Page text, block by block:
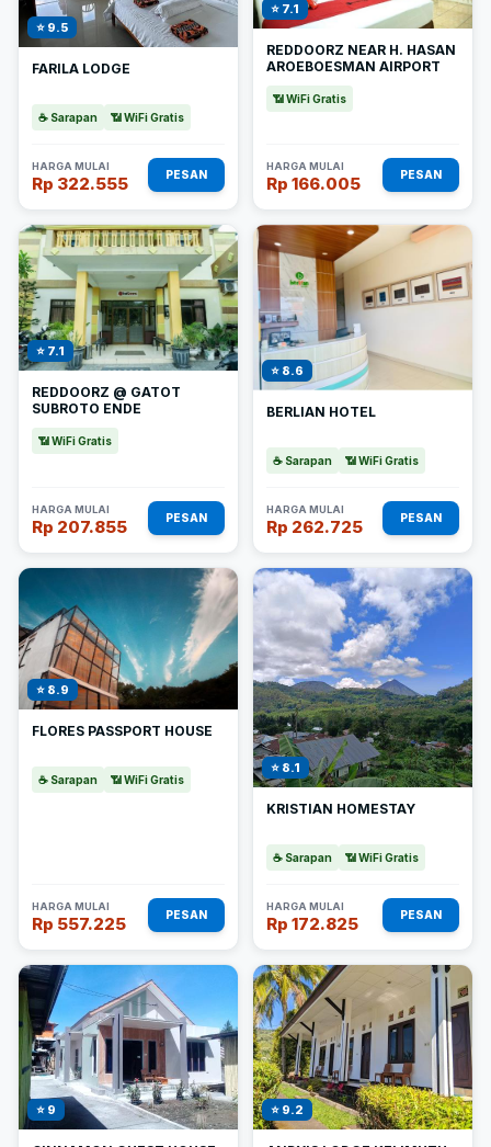
⭐ 9.5
FARILA LODGE
☕ Sarapan 📶 WiFi Gratis
HARGA MULAI
Rp 322.555 PESAN
⭐ 7.1
REDDOORZ NEAR H. HASAN
AROEBOESMAN AIRPORT
📶 WiFi Gratis
HARGA MULAI
Rp 166.005 PESAN
⭐ 7.1
REDDOORZ @ GATOT
SUBROTO ENDE
📶 WiFi Gratis
HARGA MULAI
Rp 207.855 PESAN
⭐ 8.6
BERLIAN HOTEL
☕ Sarapan 📶 WiFi Gratis
HARGA MULAI
Rp 262.725 PESAN
⭐ 8.9
FLORES PASSPORT HOUSE
☕ Sarapan 📶 WiFi Gratis
HARGA MULAI
Rp 557.225 PESAN
⭐ 8.1
KRISTIAN HOMESTAY
☕ Sarapan 📶 WiFi Gratis
HARGA MULAI
Rp 172.825 PESAN
⭐ 9 ⭐ 9.2